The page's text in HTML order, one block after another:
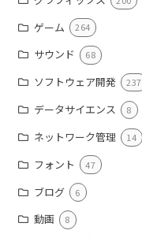
ゲーム 264
サウンド 68
ソフトウェア開発 237
データサイエンス 8
ネットワーク管理 14
フォント 47
ブログ 6
動画 8